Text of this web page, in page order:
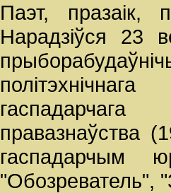
Паэт, празаiк,
Нарадзiўся 23
правазнаўства
гаспадарчым
"Обозреватель",